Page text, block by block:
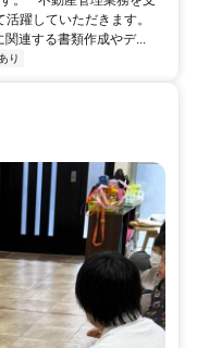
躍していただきます。
関連する書類作成やデ...
り